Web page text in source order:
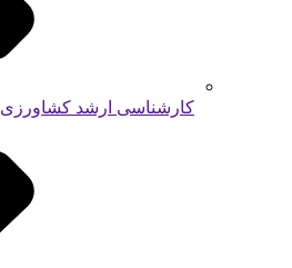
کارشناسی ارشد کشاورزی